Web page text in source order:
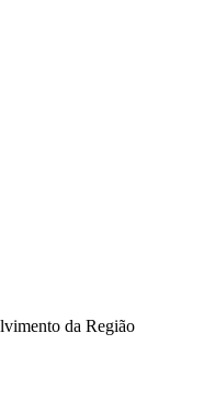
da Região